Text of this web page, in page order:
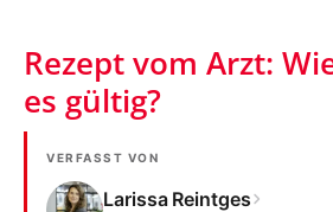
Rezept vom Arzt:
es gültig?
VERFASST VON
Larissa Reintges